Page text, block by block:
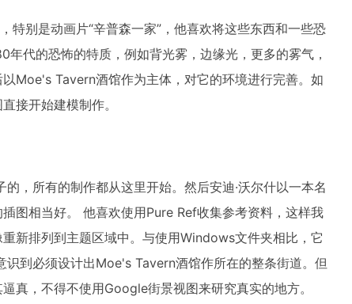
特别是动画片“辛普森一家”，他喜欢将这些东西和一些恐
代的恐怖的特质，例如背光雾，边缘光，更多的雾气，
Moe's Tavern酒馆作为主体，对它的环境进行完善。如
接开始建模制作。
，所有的制作都从这里开始。然后安迪·沃尔什以一本名
图相当好。 他喜欢使用Pure Ref收集参考资料，这样我
新排列到主题区域中。与使用Windows文件夹相比，它
到必须设计出Moe's Tavern酒馆作所在的整条街道。但
真，不得不使用Google街景视图来研究真实的地方。